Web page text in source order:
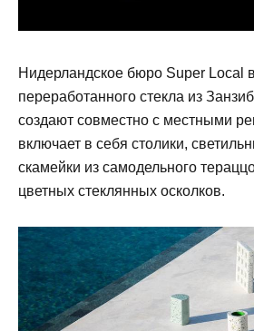
Нидерландское бюро Super Local
переработанного стекла из
создают совместно с местными
включает в себя столики,
скамейки из самодельного
цветных стеклянных осколков.